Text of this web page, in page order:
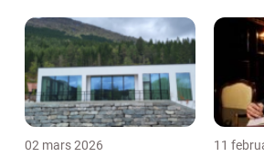
02 mars 2026 11